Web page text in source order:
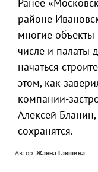
районе
многие объекты
числе и палаты
начаться
этом, как
компании-
Алексей
сохранятся.
Автор: Жанна Гавшина